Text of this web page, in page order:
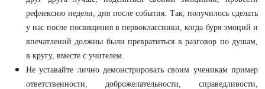
рефлексию недели, дня после события. Так, получилось сделать
у нас после посвящения в первоклассники, когда буря эмоций и
впечатлений должны были превратиться в разговор по душам,
в кругу, вместе с учителем.
Не уставайте лично демонстрировать своим ученикам пример
ответственности, доброжелательности, справедливости,